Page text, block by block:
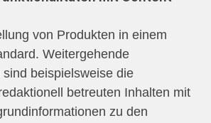
von Produkten in einem
Weitergehende
beispielsweise die
betreuten Inhalten mit
zu den